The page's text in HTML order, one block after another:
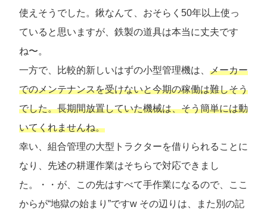
使えそうでした。鍬なんて、おそらく50年以上使っ
ていると思いますが、鉄製の道具は本当に丈夫です
ね〜。
一方で、比較的新しいはずの小型管理機は、 メーカー
でのメンテナンスを受けないと今期の稼働は難しそう
でした。長期間放置していた機械は、そう簡単には動
いてくれませんね。
幸い、組合管理の大型トラクターを借りられることに
なり、先述の耕運作業はそちらで対応できまし
た。・・が、この先はすべて手作業になるので、ここ
からが“地獄の始まり”ですw その辺りは、また別の記